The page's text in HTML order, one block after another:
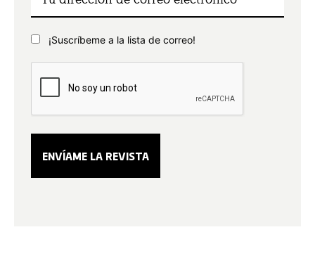
¡Suscríbeme a la lista de correo!